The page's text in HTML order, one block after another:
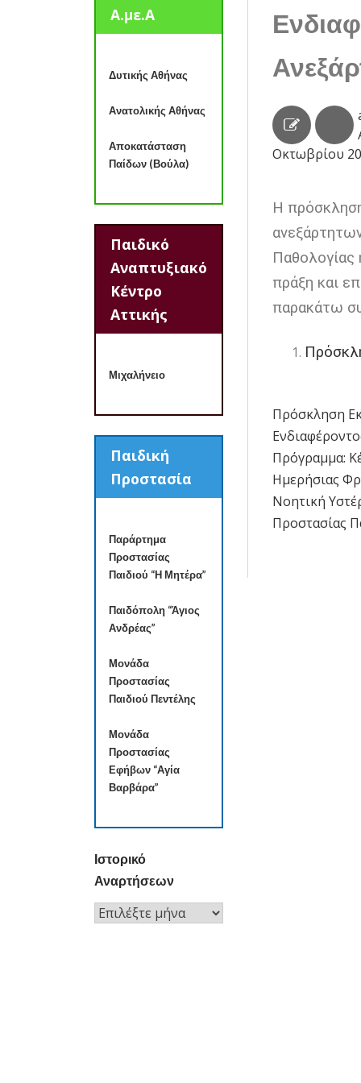
Οκτωβρίου
Η
Παθολογίας
πράξη και
παρακάτω
άρθρων
Πρόσκληση
Πρόγραμμα:
Ημερήσιας
Νοητική
Προστασίας
Α.με.Α
Δυτικής Αθήνας
Ανατολικής Αθήνας
Αποκατάσταση
Παίδων (Βούλα)
Παιδικό
Αναπτυξιακό
Κέντρο
Αττικής
Μιχαλήνειο
Παιδική
Προστασία
Παράρτημα
Προστασίας
Παιδιού “Η Μητέρα”
Παιδόπολη “Άγιος
Ανδρέας”
Μονάδα
Προστασίας
Παιδιού Πεντέλης
Μονάδα
Προστασίας
Εφήβων “Αγία
Βαρβάρα”
Ιστορικό
Αναρτήσεων
Ιστορικό